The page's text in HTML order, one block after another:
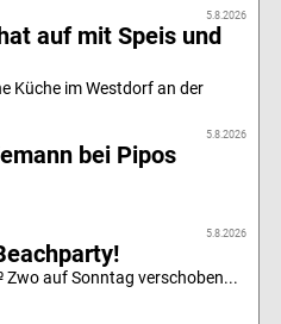
5.8.2026
auf mit Speis und
Küche im Westdorf an der
5.8.2026
bei Pipos
5.8.2026
auf Sonntag verschoben...